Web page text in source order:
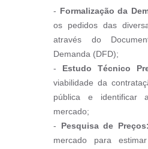
- Formalização da
os pedidos das
através do
Demanda (DFD);
- Estudo Técnico
viabilidade da
pública e identificar
mercado;
- Pesquisa de Preços:
mercado para